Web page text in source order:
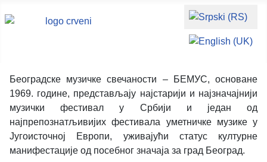
Изаберите ваш
Београдске музичке свечаности – БЕМУС, основане
1969. године, представљају најстарији и најзначајнији
музички фестивал у Србији и један од
најпрепознатљивијих фестивала уметничке музике у
Југоисточној Европи, уживајући статус културне
манифестације од посебног значаја за град Београд.